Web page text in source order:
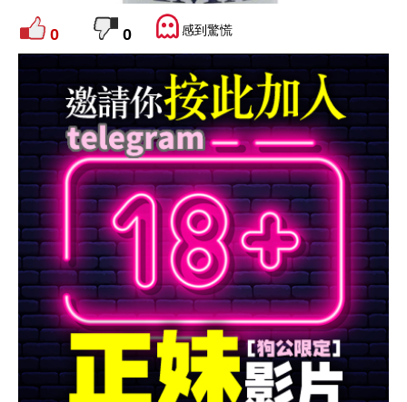
0 0 感到驚慌